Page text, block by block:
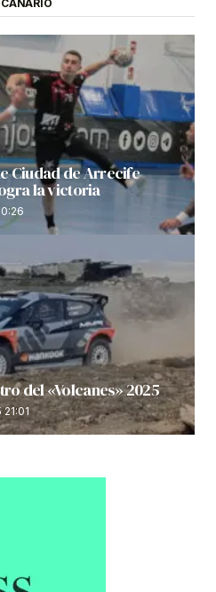
Ciudad de Arrecife
la victoria
del «Volcanes» 2025